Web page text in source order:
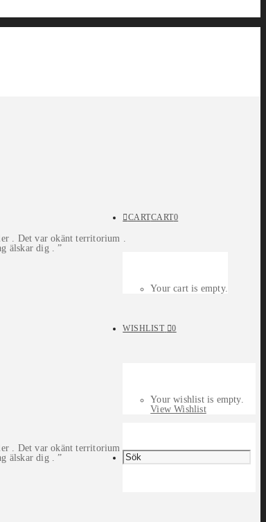
CARTCART0
Your cart is empty.
WISHLIST 0
Your wishlist is empty.
View Wishlist
. Det var okänt territorium .
älskar dig . ”
. Det var okänt territorium .
älskar dig . ”